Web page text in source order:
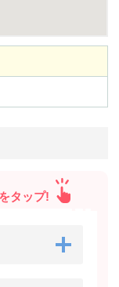
タップ!